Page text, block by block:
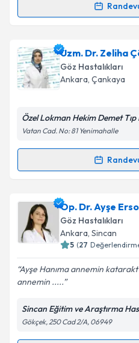
Randevu Takvimi
Op. Dr. Saim ÜSTÜNEL
oluşturun. Size bu
takvim hazırlandığında
Kişisel verilerimin
Metni'ni okudum ve
Takvim
Uzm. Dr. Zeliha
Göz Hastalıkları
Ankara, Çankaya
Özel Lokman Hekim Demet Tıp
Vatan Cad. No: 81 Yenimahalle
Randevu Takvimi
Uzm. Dr. Zeliha
takvimi talebi oluşturun.
almanız için bir takvim
bilgilendireceğiz.
E-posta Adresiniz
Kişisel verilerimin
Metni'ni okudum ve
Op. Dr. Ayşe
Göz Hastalıkları
Ankara, Sincan
5 (27
Ayşe Hanıma annemin
annemin .....
Sincan Eğitim ve Araştırma
Gökçek, 250 Cad 2/A, 06949